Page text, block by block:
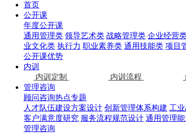
首页
公开课
年度公开课
通用管理类 领导艺术类 战略管理类 企业经营
业文化类 执行力 职业素养类 通用技能类 项目
公开课优势
内训
内训定制
内训流程
管理咨询
顾问咨询热点专题
人才队伍建设方案设计 创新管理体系构建 工
客户满意度研究 服务流程规范设计 通用管理
管理咨询